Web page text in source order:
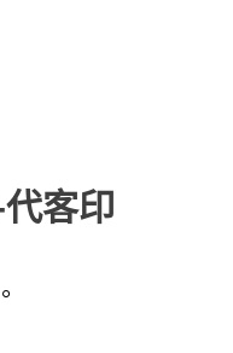
客印